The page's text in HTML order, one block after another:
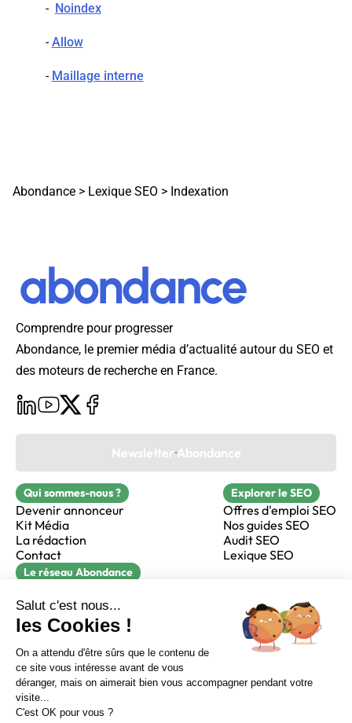
Sur LinkedIn Sur Youtube
Sur X Sur Facebook
- Noindex
-Allow
- Maillage interne
Abondance > Lexique SEO > Indexation
Comprendre pour progresser
Abondance, le premier média d’actualité autour du SEO et
des moteurs de recherche en France.
Newsletter Abondance
Qui sommes-nous ?
Devenir annonceur
Kit Média
La rédaction
Contact
Explorer le SEO
Offres d'emploi SEO
Nos guides SEO
Audit SEO
Lexique SEO
Le réseau Abondance
Réacteur
alfie formation